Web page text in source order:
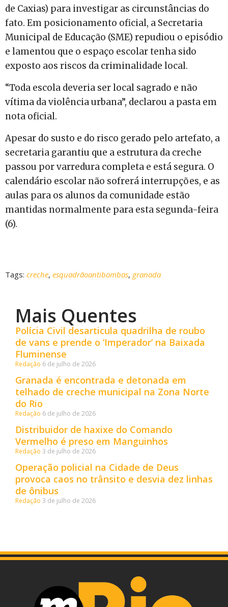
de Caxias) para investigar as circunstâncias do
fato. Em posicionamento oficial, a Secretaria
Municipal de Educação (SME) repudiou o episódio
e lamentou que o espaço escolar tenha sido
exposto aos riscos da criminalidade local.
“Toda escola deveria ser local sagrado e não
vítima da violência urbana”, declarou a pasta em
nota oficial.
Apesar do susto e do risco gerado pelo artefato, a
secretaria garantiu que a estrutura da creche
passou por varredura completa e está segura. O
calendário escolar não sofrerá interrupções, e as
aulas para os alunos da comunidade estão
mantidas normalmente para esta segunda-feira
(6).
Tags: creche, esquadrãoantibombas, granada
Mais Quentes
Polícia Civil desarticula quadrilha de roubo
de vans e prende o ‘Imperador’ na Baixada
Fluminense
Redação 6 de julho de 2026
Granada é encontrada e detonada em
telhado de creche municipal na Zona Norte
do Rio
Redação 6 de julho de 2026
Distribuidor de haxixe do Comando
Vermelho é preso em Manguinhos
Redação 3 de julho de 2026
Operação policial na Cidade de Deus
provoca caos no trânsito e desvia dez linhas
de ônibus
Redação 3 de julho de 2026